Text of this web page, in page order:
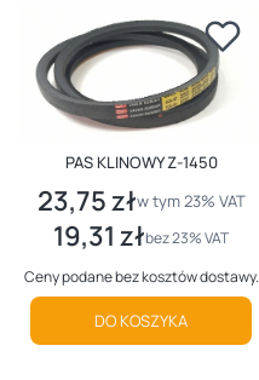
PAS KLINOWY Z-1450
Cena brutto
23,75 złw tym %s VAT
w tym23% VAT
Cena netto
19,31 złbez 23% VAT
Ceny podane bez kosztów dostawy.
DO KOSZYKA